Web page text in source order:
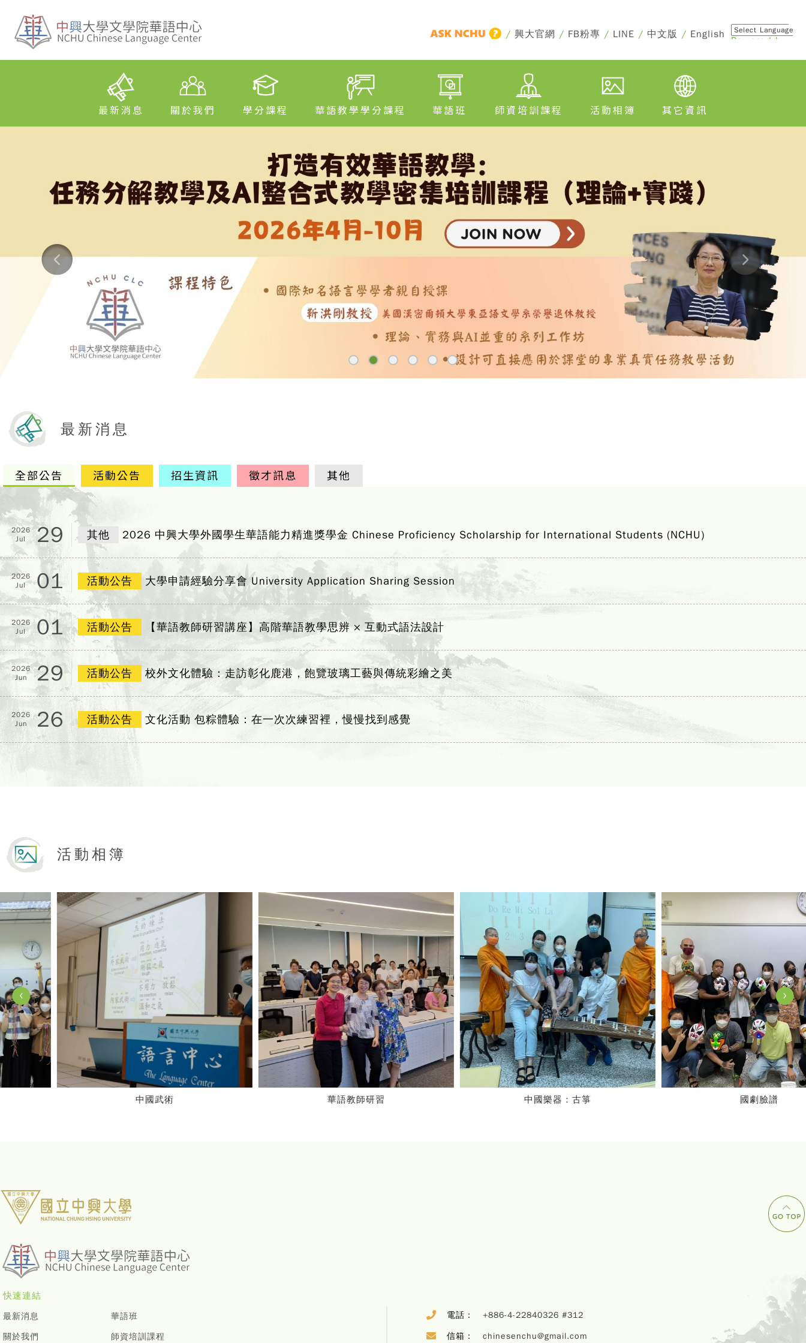
/ 興大官網 / FB粉專 / LINE / 中文版 / English
Powered by
最新消息 關於我們 學分課程 華語教學學分課程 華語班 師資培訓課程 活動相簿 其它資訊
最新消息
全部公告 活動公告 招生資訊 徵才訊息 其他
2026
Jul
29 其他 2026 中興大學外國學生華語能力精進獎學金 Chinese Proficiency Scholarship for International Students (NCHU)
2026
Jul
01 活動公告 大學申請經驗分享會 University Application Sharing Session
2026
Jul
01 活動公告 【華語教師研習講座】高階華語教學思辨 × 互動式語法設計
2026
Jun
29 活動公告 校外文化體驗：走訪彰化鹿港，飽覽玻璃工藝與傳統彩繪之美
2026
Jun
26 活動公告 文化活動 包粽體驗：在一次次練習裡，慢慢找到感覺
活動相簿
View Photo View Photo
華語教師研習
View Photo
中國樂器：古箏
View Photo
快速連結
最新消息
關於我們
華語班
師資培訓課程
電話： +886-4-22840326 #312
信箱： chinesenchu@gmail.com